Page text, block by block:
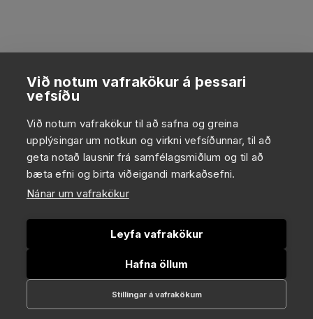
Við notum vafrakökur á þessari
vefsíðu
Við notum vafrakökur til að safna og greina
upplýsingar um notkun og virkni vefsíðunnar, til að
geta notað lausnir frá samfélagsmiðlum og til að
bæta efni og birta viðeigandi markaðsefni.
Nánar um vafrakökur
Leyfa vafrakökur
Hafna öllum
Stillingar á vafrakökum